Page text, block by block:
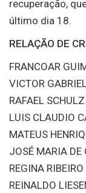
recuperação,
último dia 18.
RELAÇÃO DE
FRANCOAR
VICTOR
RAFAEL
LUIS CLAUDIO
MATEUS
JOSÉ MARIA
REGINA
REINALDO